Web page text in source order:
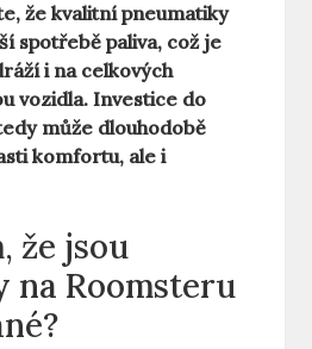
že kvalitní pneumatiky
spotřebě paliva, což je
i na celkových
vozidla.Investice do
může dlouhodobě
komfortu, ale i
že jsou
na Roomsteru